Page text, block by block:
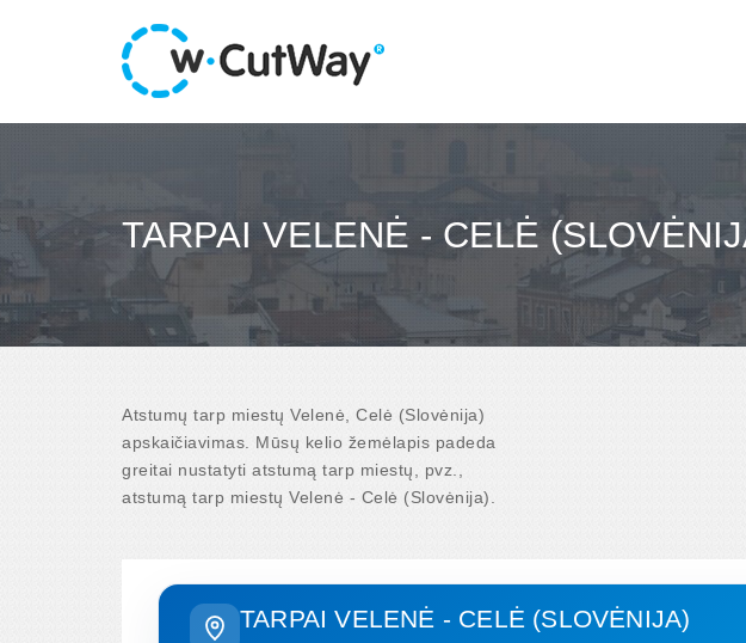
TARPAI VELENĖ - CELĖ
Atstumų tarp miestų Velenė, Celė (Slovėnija)
apskaičiavimas. Mūsų kelio žemėlapis padeda
greitai nustatyti atstumą tarp miestų, pvz.,
atstumą tarp miestų Velenė - Celė (Slovėnija).
TARPAI VELENĖ - CELĖ (SLOVĖNIJA)